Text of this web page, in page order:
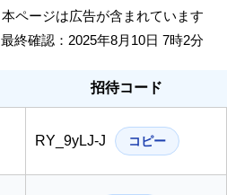
本ページは広告が含まれています
最終確認：2025年8月10日 7時2分
招待コード
RY_9yLJ-J コピー